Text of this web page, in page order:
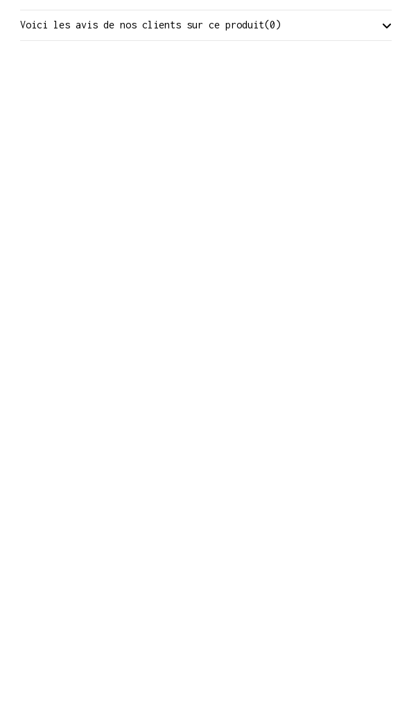
Voici les avis de nos clients sur ce produit(0)